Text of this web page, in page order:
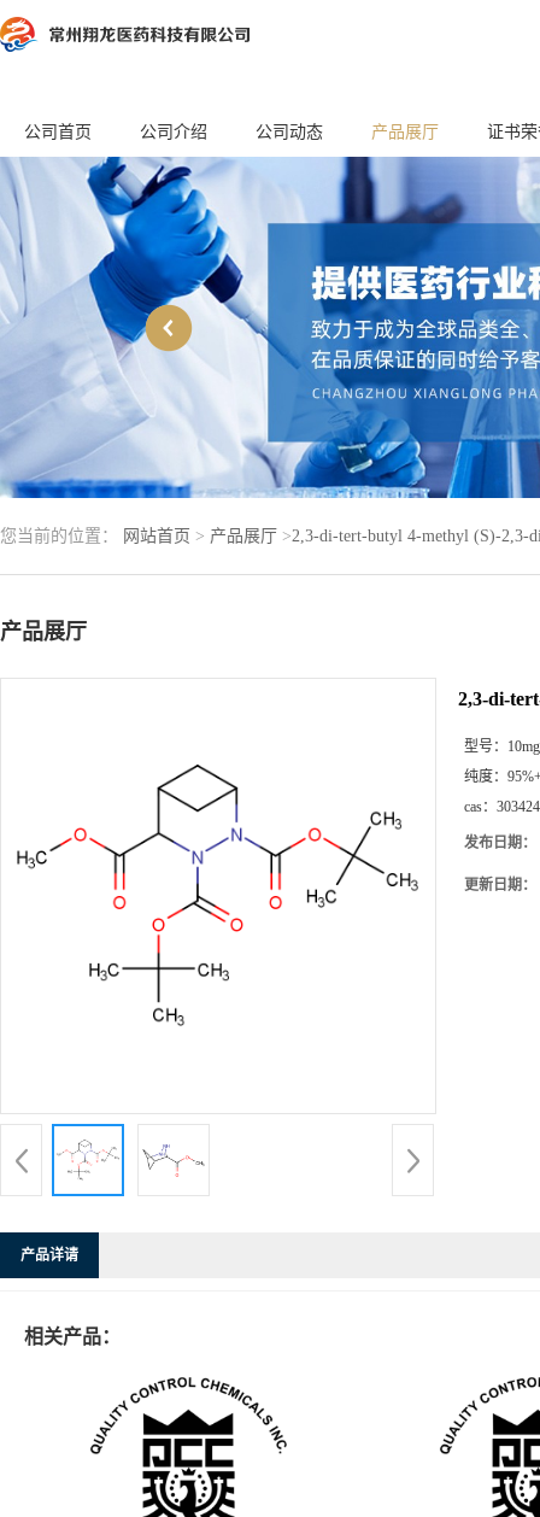
公司首页 公司介绍 公司动态 产品展厅 证书
您当前的位置： 网站首页 > 产品展厅 >2,3-di-tert-butyl 4-methyl (S)-2,3-
产品展厅
2,3-di-
型号：
纯度：
cas：
发布日期：
更新日期：
产品详请
相关产品：